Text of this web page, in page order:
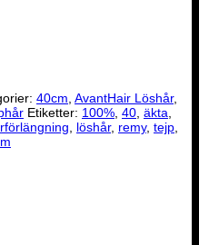
40cm AvantHair Löshår,
Etiketter: 100% 40 äkta
löshår, remy, tejp